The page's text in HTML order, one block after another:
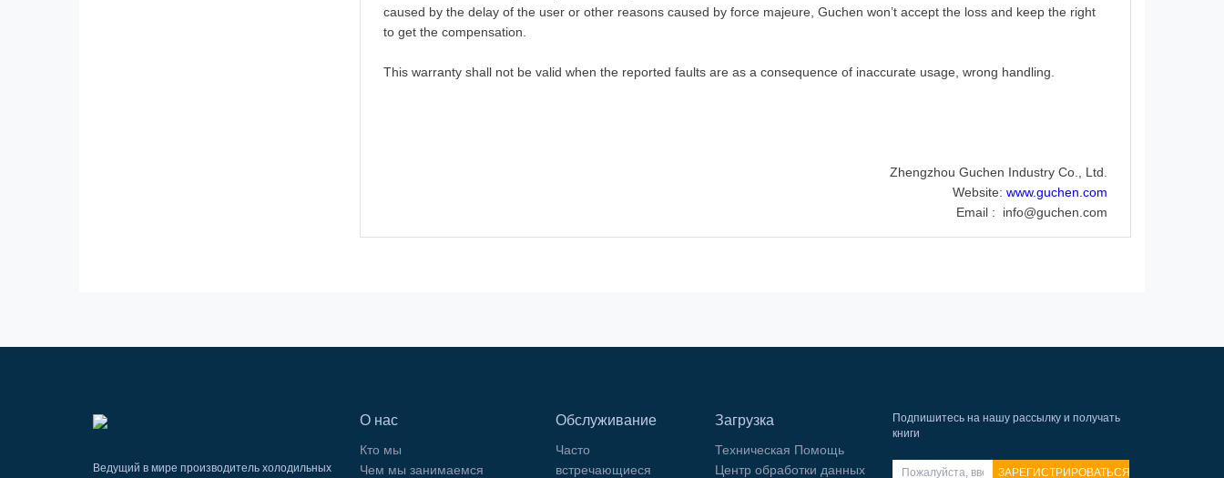
caused by the delay of the user or other reasons caused by force majeure, Guchen won’t accept the loss and keep the right
to get the compensation.
This warranty shall not be valid when the reported faults are as a consequence of inaccurate usage, wrong handling.
Zhengzhou Guchen Industry Co., Ltd.
Website: www.guchen.com
Email : info@guchen.com
Ведущий в мире производитель холодильных
О нас
Кто мы
Чем мы занимаемся
Обслуживание
Часто
встречающиеся
Загрузка
Техническая Помощь
Центр обработки данных
Подпишитесь на нашу рассылку и получать
книги